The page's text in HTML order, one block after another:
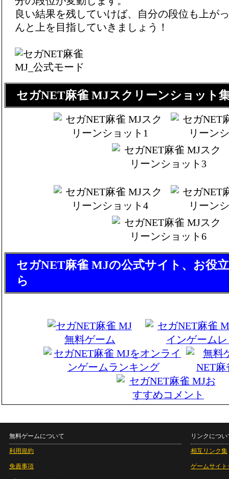
良い結果を残していけば、自分の段位も上が
んと上を目指していきましょう！
セガNET麻雀 MJスクリーンショット
セガNET麻雀 MJの公式サイト、お役
ら
無料ゲームについて
利用規約
免責事項
リンクについ
相互リンク集
ゲームサイト